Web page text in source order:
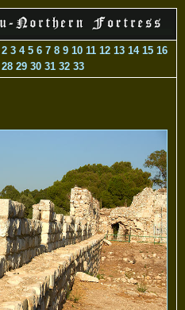
2 3 4 5 6 7 8 9 10 11 12 13 14 15 16
28 29 30 31 32 33